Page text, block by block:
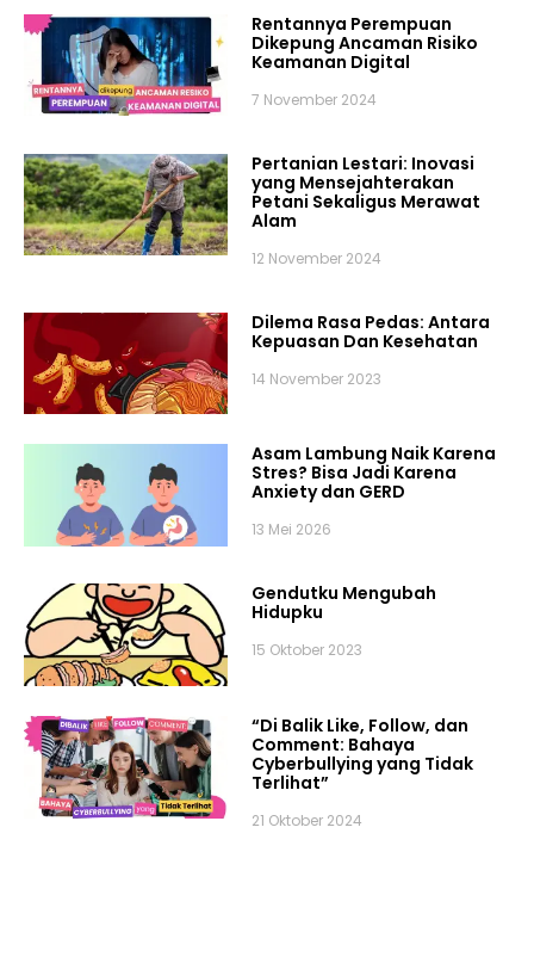
Rentannya Perempuan
Dikepung Ancaman Risiko
Keamanan Digital
7 November 2024
Pertanian Lestari: Inovasi
yang Mensejahterakan
Petani Sekaligus Merawat
Alam
12 November 2024
Dilema Rasa Pedas: Antara
Kepuasan Dan Kesehatan
14 November 2023
Asam Lambung Naik Karena
Stres? Bisa Jadi Karena
Anxiety dan GERD
13 Mei 2026
Gendutku Mengubah
Hidupku
15 Oktober 2023
“Di Balik Like, Follow, dan
Comment: Bahaya
Cyberbullying yang Tidak
Terlihat”
21 Oktober 2024